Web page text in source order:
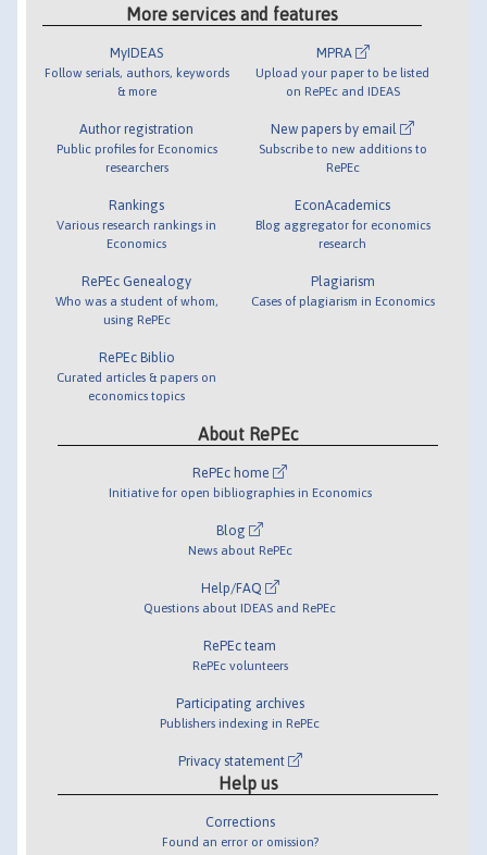
More services and features
MyIDEAS
Follow serials, authors, keywords
& more
Author registration
Public profiles for Economics
researchers
Rankings
Various research rankings in
Economics
RePEc Genealogy
Who was a student of whom,
using RePEc
RePEc Biblio
Curated articles & papers on
economics topics
MPRA
Upload your paper to be listed
on RePEc and IDEAS
New papers by email
Subscribe to new additions to
RePEc
EconAcademics
Blog aggregator for economics
research
Plagiarism
Cases of plagiarism in Economics
About RePEc
RePEc home
Initiative for open bibliographies in Economics
Blog
News about RePEc
Help/FAQ
Questions about IDEAS and RePEc
RePEc team
RePEc volunteers
Participating archives
Publishers indexing in RePEc
Privacy statement
Help us
Corrections
Found an error or omission?